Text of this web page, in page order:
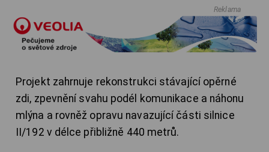
Reklama
Projekt zahrnuje rekonstrukci stávající opěrné
zdi, zpevnění svahu podél komunikace a náhonu
mlýna a rovněž opravu navazující části silnice
II/192 v délce přibližně 440 metrů.